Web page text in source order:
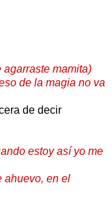
mamita)
de la magia no va
de decir
estoy así yo me
ahuevo, en el